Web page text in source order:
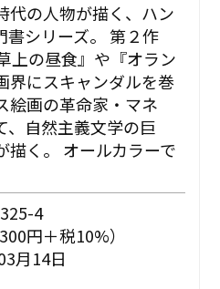
代の人物が描く、ハン
書シリーズ。 第２作
上の昼食』や『オラン
界にスキャンダルを巻
絵画の革命家・マネ
、自然主義文学の巨
描く。 オールカラーで
4
円＋税10%）
月14日